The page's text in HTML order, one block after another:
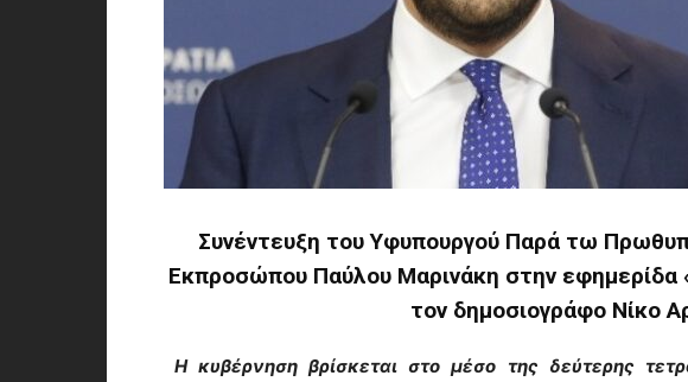
Συνέντευξη του Υφυπουργού Παρά τω
Εκπροσώπου Παύλου Μαρινάκη στην εφημερίδα
τον δημοσιογράφο Νίκο
Η κυβέρνηση βρίσκεται στο μέσο της δεύτερης